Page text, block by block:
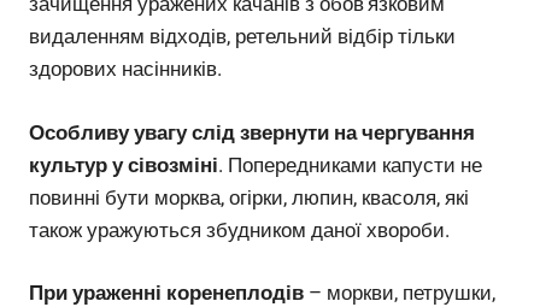
видаленням відходів, ретельний відбір тільки
здорових насінників.
Особливу увагу слід звернути на чергування
культур у сівозміні. Попередниками капусти не
повинні бути морква, огірки, люпин, квасоля, які
також уражуються збудником даної хвороби.
При ураженні коренеплодів – моркви, петрушки,